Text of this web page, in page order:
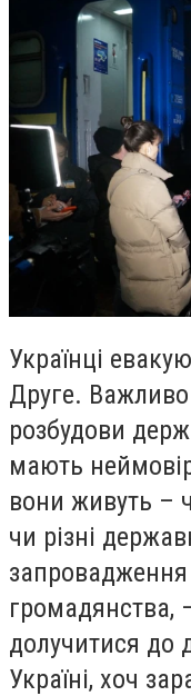
Українці
Друге. Важливо
розбудови
мають
вони живуть –
чи різні
громадянства,
долучитися до
Україні, хоч